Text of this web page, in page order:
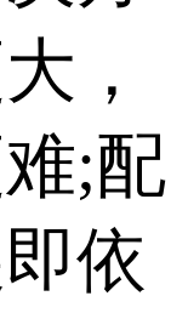
，
;配
依